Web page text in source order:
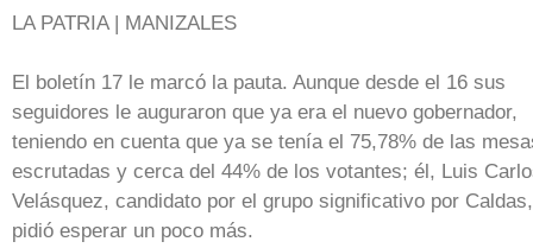
LA PATRIA | MANIZALES
El boletín 17 le marcó la pauta. Aunque desde el 16 sus
seguidores le auguraron que ya era el nuevo gobernador,
teniendo en cuenta que ya se tenía el 75,78% de las
escrutadas y cerca del 44% de los votantes; él, Luis
Velásquez, candidato por el grupo significativo por Caldas,
pidió esperar un poco más.